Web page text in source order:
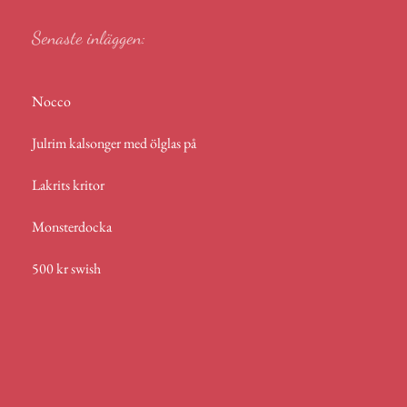
Senaste inläggen:
Nocco
Julrim kalsonger med ölglas på
Lakrits kritor
Monsterdocka
500 kr swish